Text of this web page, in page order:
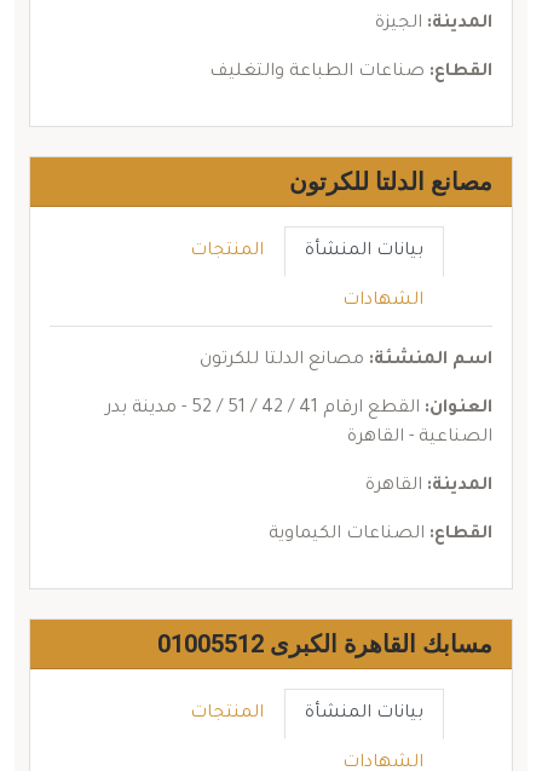
المدينة: الجيزة
القطاع: صناعات الطباعة والتغليف
مصانع الدلتا للكرتون
بيانات المنشأة المنتجات
الشهادات
اسم المنشئة: مصانع الدلتا للكرتون
العنوان:
القطع ارقام 41 / 42 / 51 / 52 - مدينة بدر
الصناعية - القاهرة
المدينة: القاهرة
القطاع: الصناعات الكيماوية
مسابك القاهرة الكبرى 01005512
بيانات المنشأة المنتجات
الشهادات